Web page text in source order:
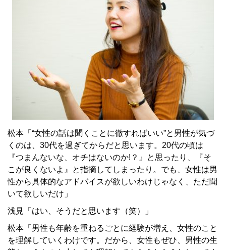
松本「“女性の話は聞くことに徹すればいい”と男性が気づ
くのは、30代を過ぎてからだと思います。20代の頃は
『つまんないな、オチはないのか!？』と思ったり、『そ
こが良くないよ』と指摘してしまったり。でも、女性は男
性から具体的なアドバイスが欲しいわけじゃなく、ただ聞
いて欲しいだけ」
浅見「はい、そうだと思います（笑）」
松本「男性も年齢を重ねるごとに経験が増え、女性のこと
を理解していくわけです。だから、女性もぜひ、男性の生